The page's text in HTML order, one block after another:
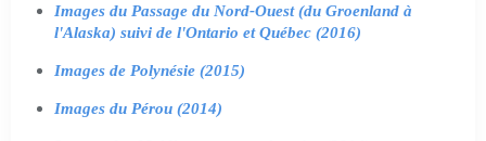
Images du Passage du Nord-Ouest (du Groenland à
l'Alaska) suivi de l'Ontario et Québec (2016)
Images de Polynésie (2015)
Images du Pérou (2014)